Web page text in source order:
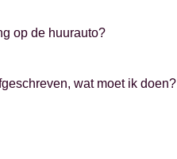
op de huurauto?
wat moet ik doen?